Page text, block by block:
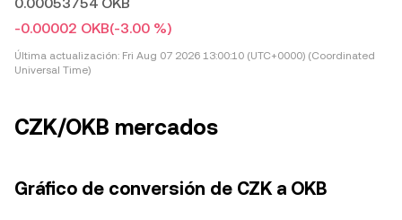
-0.00002 OKB(-3.00 %)
Última actualización: Fri Aug 07 2026 13:00:10 (UTC+0000) (Coordinated
Universal Time)
CZK/OKB mercados
Gráfico de conversión de CZK a OKB